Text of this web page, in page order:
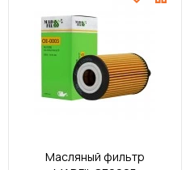
Масляный фильтр